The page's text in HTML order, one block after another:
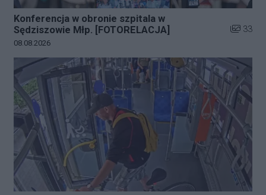
Konferencja w obronie szpitala w
Sędziszowie Młp. [FOTORELACJA]
Liczba
33
Data dodania galerii:
08.08.2026